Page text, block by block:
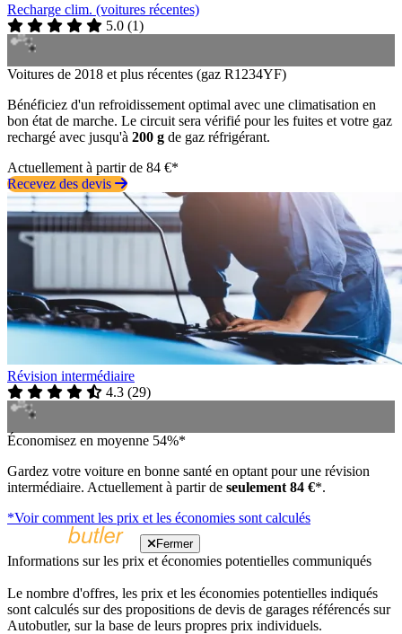
Recharge clim. (voitures récentes)
5.0 (1)
Voitures de 2018 et plus récentes (gaz R1234YF)
Bénéficiez d'un refroidissement optimal avec une climatisation en
bon état de marche. Le circuit sera vérifié pour les fuites et votre gaz
rechargé avec jusqu'à 200 g de gaz réfrigérant.
Actuellement à partir de 84 €*
Recevez des devis
Révision intermédiaire
4.3 (29)
Économisez en moyenne 54%*
Gardez votre voiture en bonne santé en optant pour une révision
intermédiaire. Actuellement à partir de seulement 84 €*.
*Voir comment les prix et les économies sont calculés
Fermer
Informations sur les prix et économies potentielles communiqués
Le nombre d'offres, les prix et les économies potentielles indiqués
sont calculés sur des propositions de devis de garages référencés sur
Autobutler, sur la base de leurs propres prix individuels.